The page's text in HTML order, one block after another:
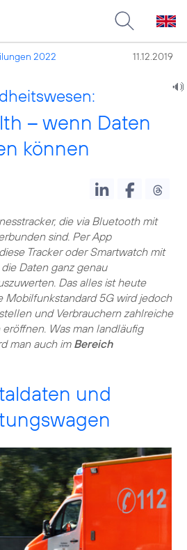
2022 11.12.2019
– wenn Daten
können
die via Bluetooth mit
sind. Per App
Tracker oder Smartwatch mit
Daten ganz genau
Das alles ist heute
Mobilfunkstandard 5Gwird jedoch
und Verbrauchern zahlreiche
Was man landläufig
man auch im Bereich
und